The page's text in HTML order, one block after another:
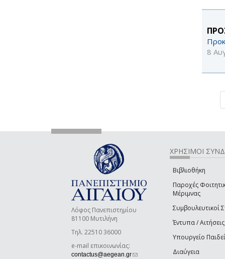
8
Λόφος Πανεπιστημίου
81100 Μυτιλήνη
Τηλ. 22510 36000
e-mail επικοινωνίας:
contactus@aegean.gr(link sends e-mail)
ΧΡΗΣΙΜΟΙ
Βιβλιοθήκη
Παροχές
Μέριμνας
Συμβουλευτικοί
Έντυπα / Αιτήσεις
Υπουργείο
Διαύγεια